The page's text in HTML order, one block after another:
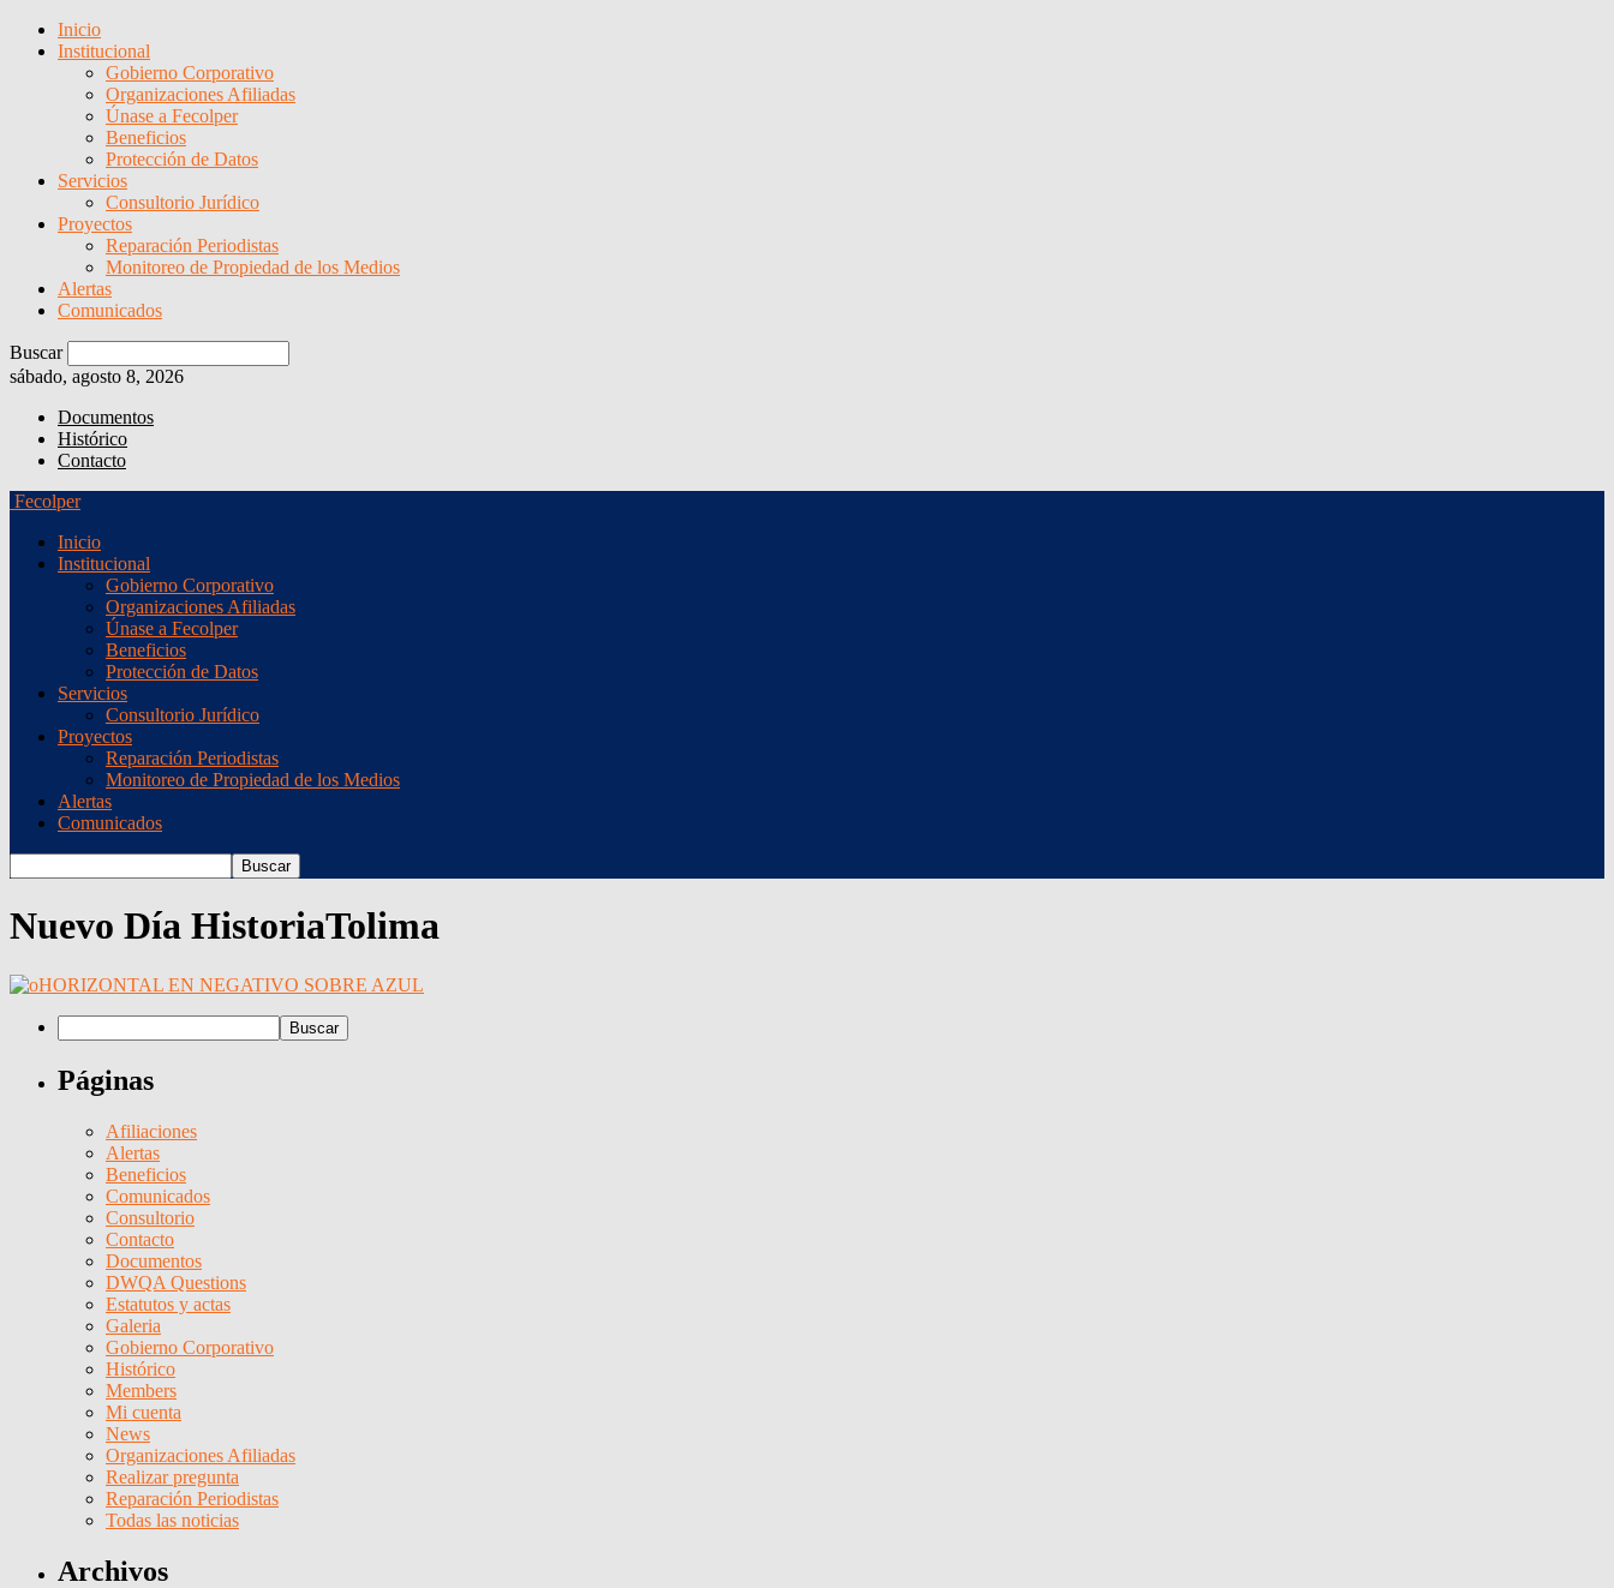
Inicio
Institucional
Gobierno Corporativo
Organizaciones Afiliadas
Únase a Fecolper
Beneficios
Protección de Datos
Servicios
Consultorio Jurídico
Proyectos
Reparación Periodistas
Monitoreo de Propiedad de los Medios
Alertas
Comunicados
Buscar
sábado, agosto 8, 2026
Documentos
Histórico
Contacto
Fecolper
Inicio
Institucional
Gobierno Corporativo
Organizaciones Afiliadas
Únase a Fecolper
Beneficios
Protección de Datos
Servicios
Consultorio Jurídico
Proyectos
Reparación Periodistas
Monitoreo de Propiedad de los Medios
Alertas
Comunicados
Nuevo Día HistoriaTolima
Páginas
Afiliaciones
Alertas
Beneficios
Comunicados
Consultorio
Contacto
Documentos
DWQA Questions
Estatutos y actas
Galeria
Gobierno Corporativo
Histórico
Members
Mi cuenta
News
Organizaciones Afiliadas
Realizar pregunta
Reparación Periodistas
Todas las noticias
Archivos